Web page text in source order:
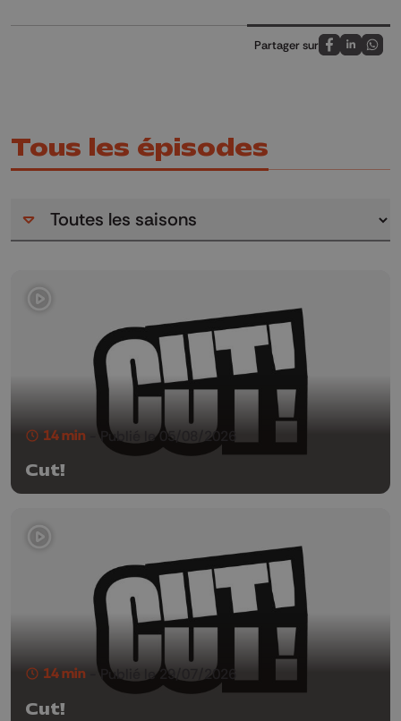
Partager sur
Partagez sur
Partagez
Tous les épisodes
14 min - Publié le 05/08/2026
Cut!
14 min - Publié le 29/07/2026
Cut!